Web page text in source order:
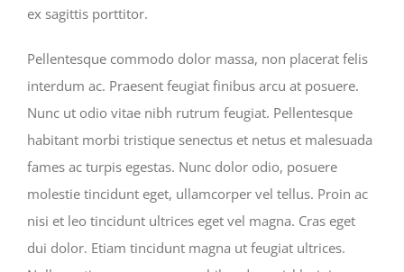
ex sagittis porttitor.
Pellentesque commodo dolor massa, non placerat felis
interdum ac. Praesent feugiat finibus arcu at posuere.
Nunc ut odio vitae nibh rutrum feugiat. Pellentesque
habitant morbi tristique senectus et netus et malesuada
fames ac turpis egestas. Nunc dolor odio, posuere
molestie tincidunt eget, ullamcorper vel tellus. Proin ac
nisi et leo tincidunt ultrices eget vel magna. Cras eget
dui dolor. Etiam tincidunt magna ut feugiat ultrices.